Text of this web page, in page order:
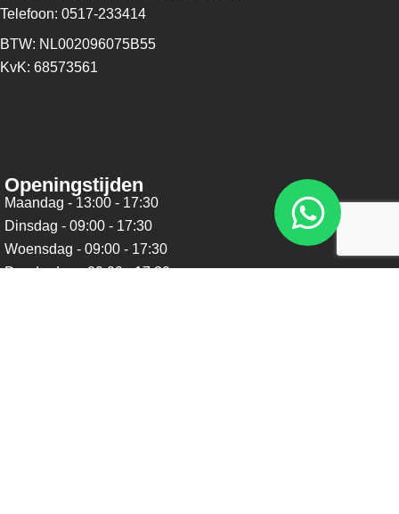
Telefoon: 0517-233414
BTW: NL002096075B55
KvK: 68573561
Openingstijden
Maandag - 13:00 - 17:30
Dinsdag - 09:00 - 17:30
Woensdag - 09:00 - 17:30
Donderdag - 09:00 - 17:30